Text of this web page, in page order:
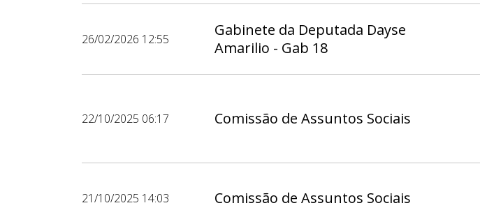
26/02/2026 12:55
Gabinete da Deputada Dayse
Amarilio - Gab 18
22/10/2025 06:17 Comissão de Assuntos Sociais
21/10/2025 14:03 Comissão de Assuntos Sociais